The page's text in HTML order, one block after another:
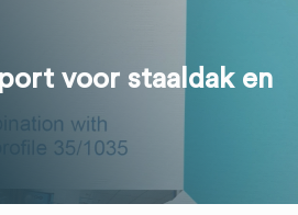
voor staaldak en